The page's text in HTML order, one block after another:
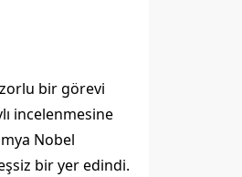
bir görevi
incelenmesine
Nobel
bir yer edindi.